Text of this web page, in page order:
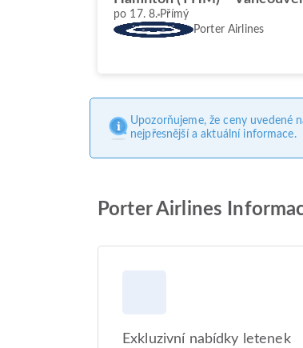
po 17. 8. Přímý
Porter Airlines
Upozorňujeme, že ceny uvedené
nejpřesnější a aktuální informace.
Porter Airlines
Exkluzivní nabídky letenek